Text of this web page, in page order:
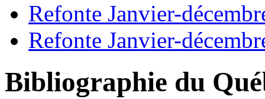
Refonte Janvier-
Refonte Janvier-
Bibliographie du